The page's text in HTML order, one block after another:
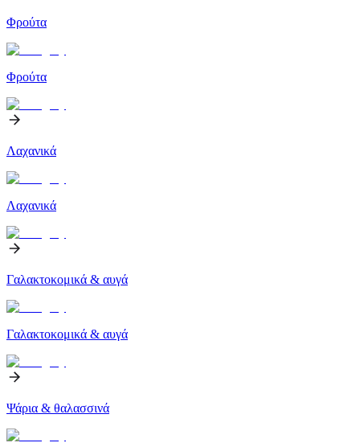
Φρούτα
Φρούτα
Λαχανικά
Λαχανικά
Γαλακτοκομικά & αυγά
Γαλακτοκομικά & αυγά
Ψάρια & θαλασσινά